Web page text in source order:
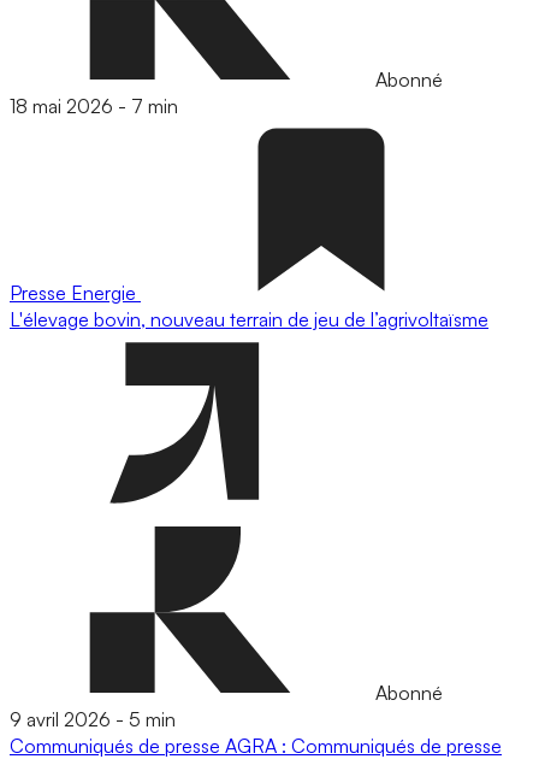
Abonné
18 mai 2026 - 7 min
Presse Energie
L'élevage bovin, nouveau terrain de jeu de l’agrivoltaïsme
Abonné
9 avril 2026 - 5 min
Communiqués de presse AGRA : Communiqués de presse